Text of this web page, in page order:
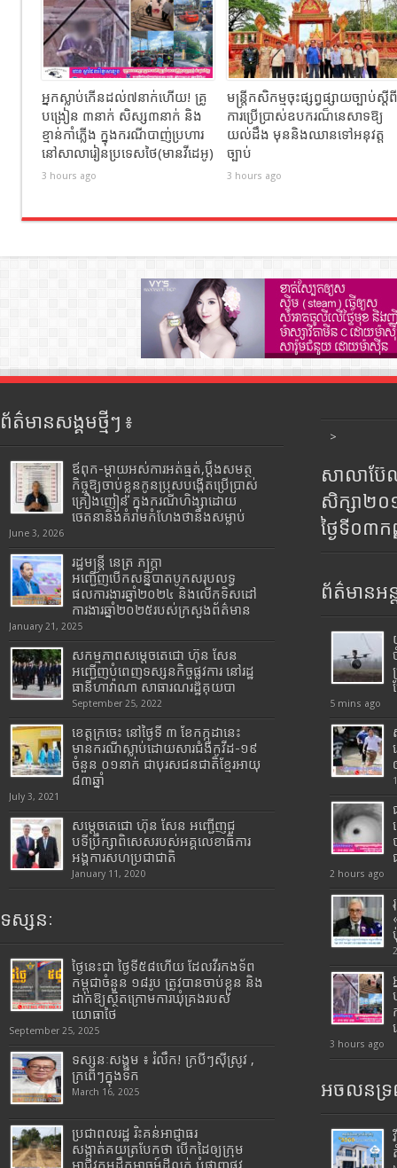
អ្នកស្លាប់កើនដល់៧នាក់ហើយ! គ្រូ
បង្រៀន​ ៣នាក់ សិស្ស៣នាក់ និង
ខ្មាន់កាំភ្លើង​ ក្នុងករណីបាញ់ប្រហារ
នៅសាលារៀនប្រទេសថៃ(មានវីដេអូ​)
3 hours ago
មន្រ្តីកសិកម្មចុះផ្សព្វផ្សាយច្បាប់ស្តីពី
ការប្រើប្រាស់ឧបករណ៏នេសាទឱ្យ
យល់ដឹង មុននិងឈានទៅអនុវត្ដ
ច្បាប់
3 hours ago
ព័ត៌មានសង្គមថ្មីៗ ៖
ឪពុក-ម្ដាយអស់ការអត់ធ្មត់,ប្ដឹងសមត្ថ
កិច្ចឱ្យចាប់ខ្លួនកូនប្រុសបង្កើតប្រើប្រាស់
គ្រឿងញៀន ក្នុងករណីហិង្សាដោយ
ចេតនានិងគំរាមកំហែងថានឹងសម្លាប់
June 3, 2026
រដ្ឋមន្រ្តី​ នេត្រ​ ភក្ត្រា​
អញ្ជើញបើកសន្និបាតបូកសរុបលទ្ធ
ផលការងារឆ្នាំ២០២៤ និងលើកទិសដៅ
ការងារឆ្នាំ២០២៥របស់​ក្រសួង​ព័ត៌មាន​
January 21, 2025
សកម្មភាពសម្តេចតេជោ ហ៊ុន សែន
អញ្ជើញបំពេញទស្សនកិច្ចផ្លូវការ នៅរដ្ឋ
ធានីហាវ៉ាណា សាធារណរដ្ឋគុយបា
September 25, 2022
ខេត្តក្រចេះ នៅថ្ងៃទី ៣ ខែកក្កដានេះ
មានករណីស្លាប់ដោយសារជំងឺកូវីដ-១៩
ចំនួន ០១នាក់ ជាបុរសជនជាតិខ្មែរអាយុ
៨៣ឆ្នាំ
July 3, 2021
សម្តេចតេជោ ហ៊ុន សែន អញ្ជើញជួ
បទីប្រឹក្សាពិសេសរបស់អគ្គលេខាធិការ
អង្គការសហប្រជាជាតិ
January 11, 2020
ទស្សនៈ
ថ្ងៃនេះជា ថ្ងៃទី៥៨ហើយ ដែលវីរកងទ័ព
កម្ពុជាចំនួន ១៨រូប ត្រូវបានចាប់ខ្លួន និង
ដាក់ឱ្យស្ថិតក្រោមការឃុំគ្រងរបស់
យោធាថៃ
September 25, 2025
ទស្សនៈសង្គម ៖ រំលឹក! ក្របីៗស៊ីស្រូវ ,
ក្រពើៗក្នុងទឹក
March 16, 2025
ប្រជាពលរដ្ឋ រិះគន់អាជ្ញាធរ
សង្កាត់គយត្របែកថា បើកដៃឲ្យក្រុម
>
សាលាប៊ែ
សិក្សា២
ថ្ងៃទី០៣
ព័ត៌មានអន្
5 mins ago
2 hours ago
3 hours ago
អចលនទ្រ